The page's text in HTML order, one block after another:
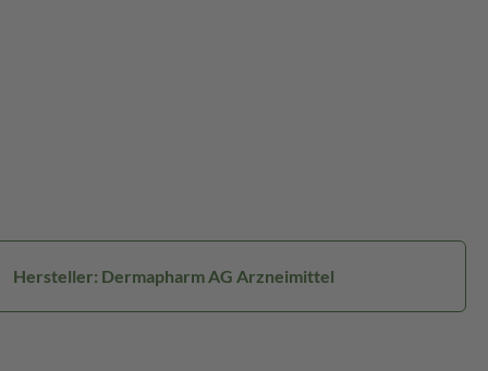
Hersteller: Dermapharm AG Arzneimittel